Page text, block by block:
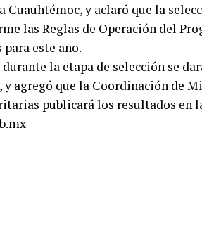
Cuauhtémoc, y aclaró que la
las Reglas de Operación del
este año.
la etapa de selección se
agregó que la Coordinación de
publicará los resultados en